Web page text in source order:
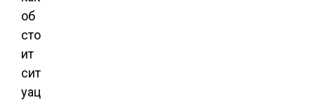
об
сто
ит
сит
уац